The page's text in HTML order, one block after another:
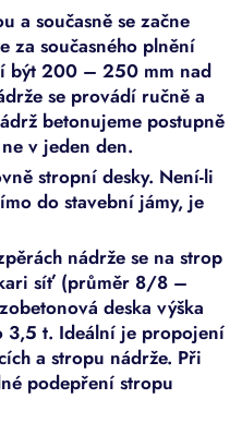
a současně se začne
za současného plnění
být 200 – 250 mm nad
se provádí ručně a
betonujeme postupně
v jeden den.
stropní desky. Není-li
do stavební jámy, je
nádrže se na strop
síť (průměr 8/8 –
deska výška
3,5 t. Ideální je propojení
a stropu nádrže. Při
podepření stropu